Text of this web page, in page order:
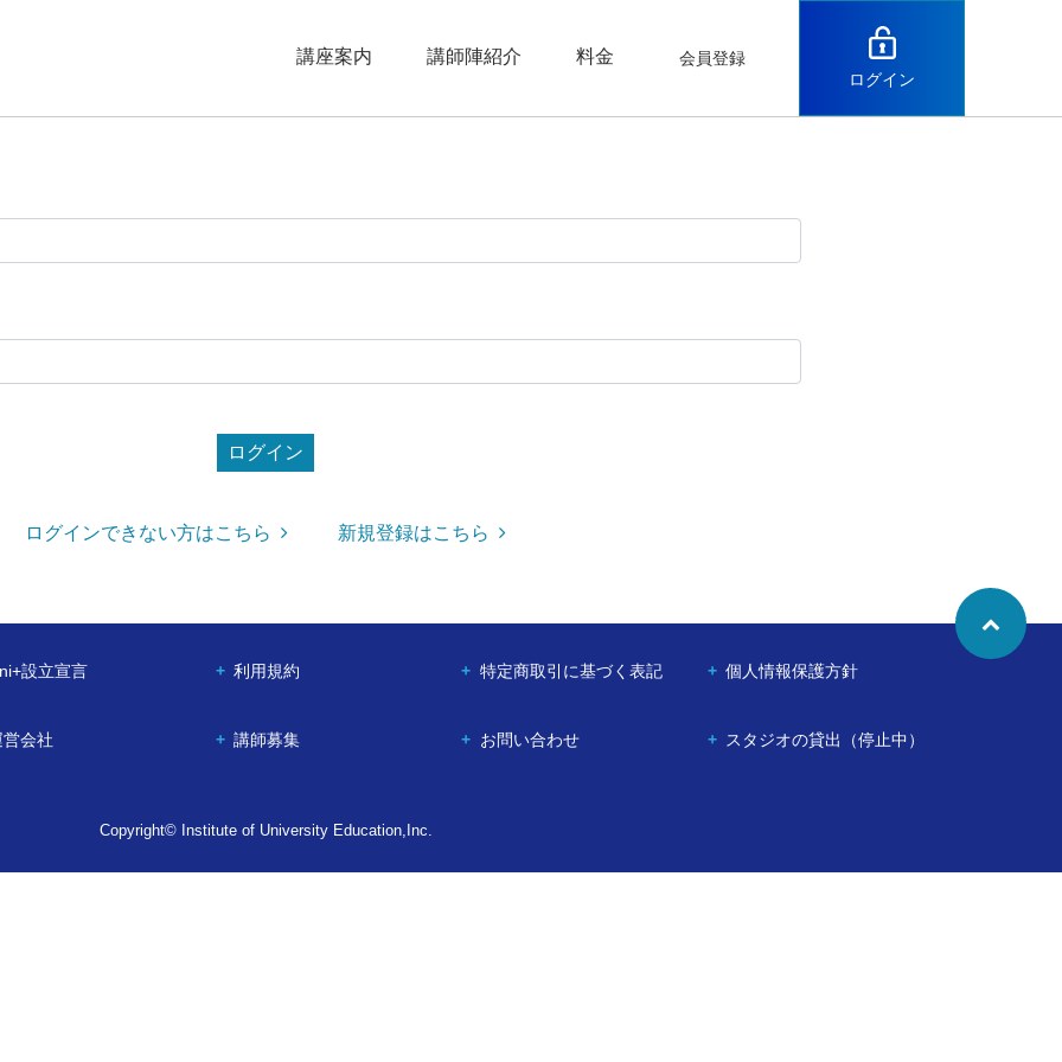
講座案内 講師陣紹介 料金
会員登録
ログイン
ログイン
ログインできない方はこちら 新規登録はこちら
設立宣言 利用規約 特定商取引に基づく表記 個人情報保護方針
営会社 講師募集 お問い合わせ スタジオの貸出（停止中）
Copyright© Institute of University Education,Inc.